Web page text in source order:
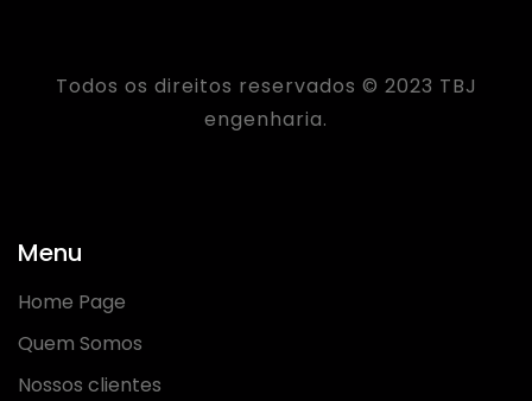
Todos os direitos reservados © 2023 TBJ
engenharia.
Menu
Home Page
Quem Somos
Nossos clientes